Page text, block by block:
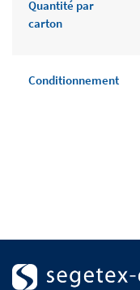
Quantité par
carton
Conditionnement